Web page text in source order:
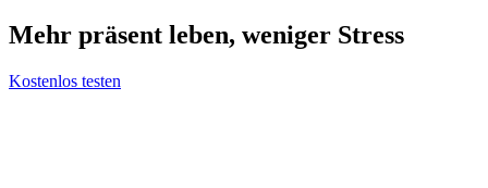
Mehr präsent leben, weniger Stress
Kostenlos testen